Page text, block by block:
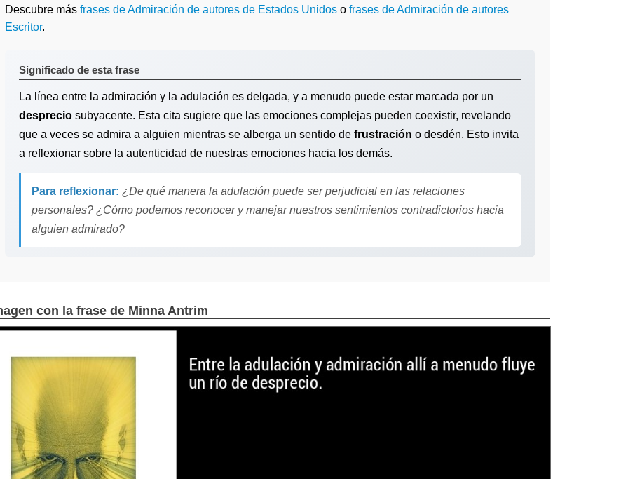
Descubre más frases de Admiración de autores de Estados Unidos o frases de Admiración de autores
Escritor.
Significado de esta frase
La línea entre la admiración y la adulación es delgada, y a menudo puede estar marcada por un
desprecio subyacente. Esta cita sugiere que las emociones complejas pueden coexistir, revelando
que a veces se admira a alguien mientras se alberga un sentido de frustración o desdén. Esto invita
a reflexionar sobre la autenticidad de nuestras emociones hacia los demás.
Para reflexionar: ¿De qué manera la adulación puede ser perjudicial en las relaciones
personales? ¿Cómo podemos reconocer y manejar nuestros sentimientos contradictorios hacia
alguien admirado?
con la frase de Minna Antrim